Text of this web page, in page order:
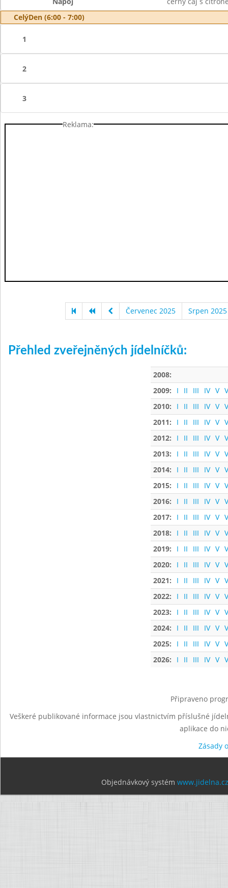
CelýDen (6:00 - 7:00)
1
2
3
Reklama:
Červenec 2025 Srpen 2025
Přehled zveřejněných jídelníčků:
2008:
2009:
I II III IV V
2010:
I II III IV V
2011:
I II III IV V
2012:
I II III IV V
2013:
I II III IV V
2014:
I II III IV V
2015:
I II III IV V
2016:
I II III IV V
2017:
I II III IV V
2018:
I II III IV V
2019:
I II III IV V
2020:
I II III IV V
2021:
I II III IV V
2022:
I II III IV V
2023:
I II III IV V
2024:
I II III IV V
2025:
I II III IV V
2026:
I II III IV V
Připraveno
Veškeré publikované informace jsou vlastnictvím příslušné
aplikace do
Zásady
Objednávkový systém www.jidelna.cz